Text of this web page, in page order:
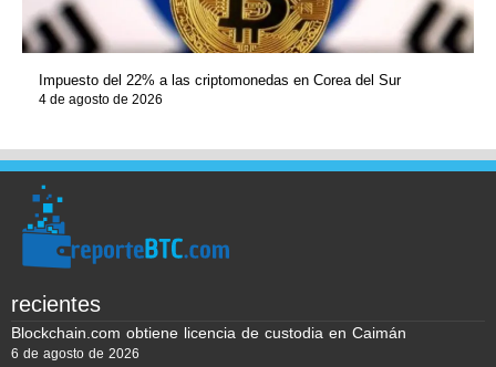
Impuesto del 22% a las criptomonedas en Corea del Sur
4 de agosto de 2026
recientes
Blockchain.com obtiene licencia de custodia en Caimán
6 de agosto de 2026